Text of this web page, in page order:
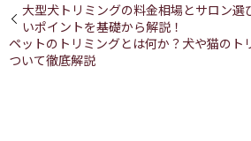
大型犬トリミングの料金相場とサロン選
いポイントを基礎から解説！
ペットのトリミングとは何か？犬や猫のト
ついて徹底解説